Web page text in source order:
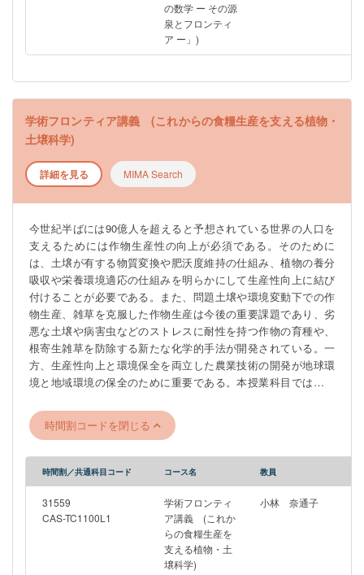
の数学 ー その源
泉とフロンティ
ア ー」)
学術フロンティア講義 (これからの食糧生産を支える植物・
土壌科学)
詳細を見る MIMA Search
今世紀半ばには90億人を超えると予想されている世界の人口を
支えるためには作物生産性の向上が必須である。そのために
は、土壌が有する物質変換や肥沃度維持の仕組み、植物の養分
吸収や栄養環境適応の仕組みを明らかにして生産性向上に結び
付けることが必要である。また、問題土壌や環境変動下での作
物生産、雑草を克服した作物生産は今後の重要課題であり、劣
悪な土壌や病害虫などのストレスに耐性を持つ作物の育種や、
根寄生雑草を防除する新たな化学的手法が開発されている。一
方、生産性向上と環境保全を両立した農業技術の開発が地球環
境と地域環境の保全のために重要である。本授業科目では、こ
を行う。
―――――――――――――――――――――――――――――
学部合同説明会への参加を予定しています。 ZoomのURLは後
日、UTASの掲示板と農学部HPにて周知いたします。
―――――――――――――――――――――――――――――
時間割コードを閉じる
時間割／共通科目コード コース名 教員
31559
CAS-TC1100L1
学術フロンティ
ア講義 (これか
らの食糧生産を
支える植物・土
壌科学)
小林 奈通子